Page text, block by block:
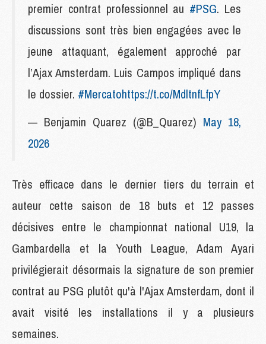
premier contrat professionnel au #PSG. Les
discussions sont très bien engagées avec le
jeune attaquant, également approché par
l’Ajax Amsterdam. Luis Campos impliqué dans
le dossier. #Mercatohttps://t.co/MdltnfLfpY
— Benjamin Quarez (@B_Quarez) May 18,
2026
Très efficace dans le dernier tiers du terrain et
auteur cette saison de 18 buts et 12 passes
décisives entre le championnat national U19, la
Gambardella et la Youth League, Adam Ayari
privilégierait désormais la signature de son premier
contrat au PSG plutôt qu'à l'Ajax Amsterdam, dont il
avait visité les installations il y a plusieurs
semaines.